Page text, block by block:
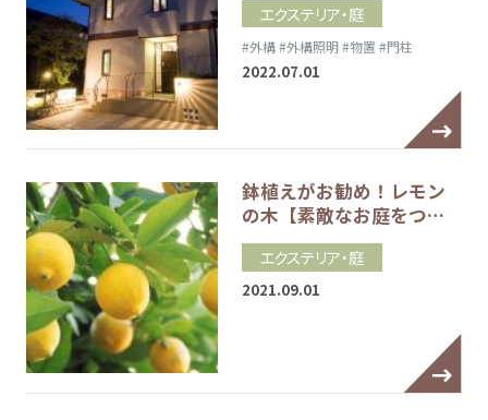
エクステリア・庭
#外構#外構照明 #物置 #門柱
2022.07.01
鉢植えがお勧め！レモン
の木【素敵なお庭をつ…
エクステリア・庭
2021.09.01